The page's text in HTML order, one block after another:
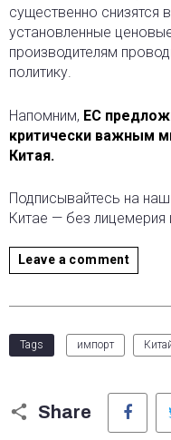
существенно
установленные
производителям
политику.
Напомним, ЕС
критически важным
Китая.
Подписывайтесь на наш
Китае — без лицемерия
Leave a comment
Tags импорт
Share